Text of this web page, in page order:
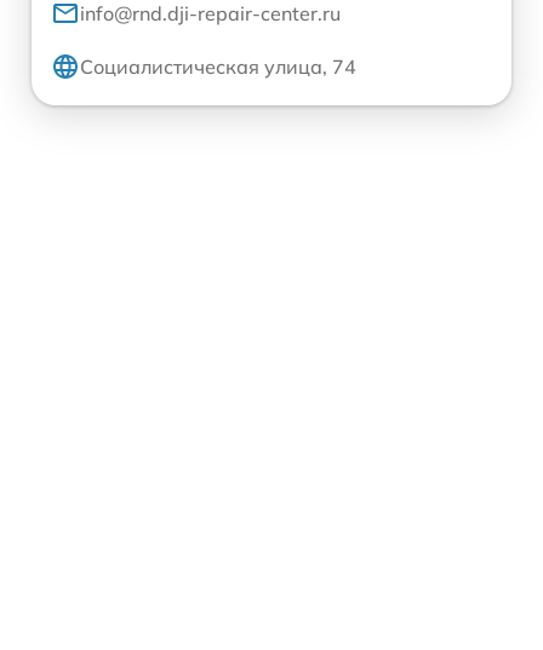
info@rnd.dji-repair-center.ru
Социалистическая улица, 74